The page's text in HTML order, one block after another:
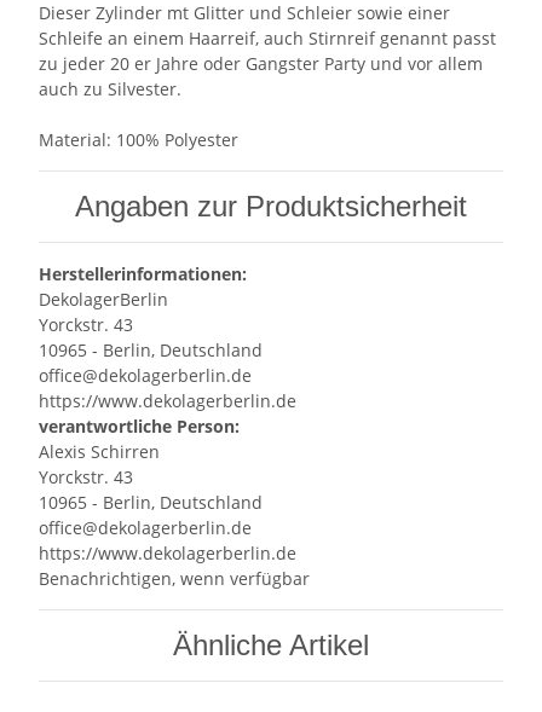
Dieser Zylinder mt Glitter und Schleier sowie einer
Schleife an einem Haarreif, auch Stirnreif genannt passt
zu jeder 20 er Jahre oder Gangster Party und vor allem
auch zu Silvester.
Material: 100% Polyester
Angaben zur Produktsicherheit
Herstellerinformationen:
DekolagerBerlin
Yorckstr. 43
10965 - Berlin, Deutschland
office@dekolagerberlin.de
https://www.dekolagerberlin.de
verantwortliche Person:
Alexis Schirren
Yorckstr. 43
10965 - Berlin, Deutschland
office@dekolagerberlin.de
https://www.dekolagerberlin.de
Benachrichtigen, wenn verfügbar
Ähnliche Artikel